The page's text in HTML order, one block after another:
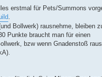
erstmal für Pets/Summons
.
Bollwerk) rausnehme, bleiben
Punkte braucht man für einen
bzw wenn Gnadenstoß